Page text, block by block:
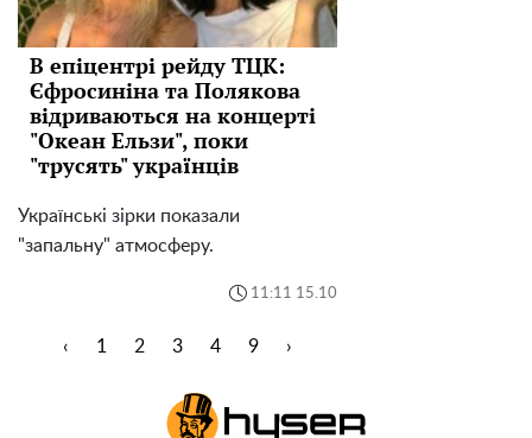
В епіцентрі рейду ТЦК:
Єфросиніна та Полякова
відриваються на концерті
"Океан Ельзи", поки
"трусять" українців
Українські зірки показали
"запальну" атмосферу.
11:11 15.10
‹ 1 2 3 4 9 ›